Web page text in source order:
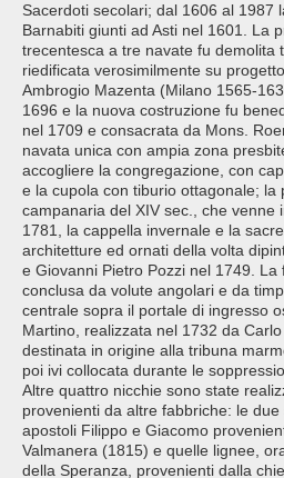
Sacerdoti secolari; dal 1606 al 1987
Barnabiti giunti ad Asti nel 1601. La
trecentesca a tre navate fu demolita
riedificata verosimilmente su
Ambrogio Mazenta (Milano 1565-
1696 e la nuova costruzione fu
nel 1709 e consacrata da Mons.
navata unica con ampia zona
accogliere la congregazione, con
e la cupola con tiburio ottagonale; la
campanaria del XIV sec., che venne
1781, la cappella invernale e la
architetture ed ornati della volta
e Giovanni Pietro Pozzi nel 1749.
conclusa da volute angolari e da
centrale sopra il portale di ingresso
Martino, realizzata nel 1732 da
destinata in origine alla tribuna
poi ivi collocata durante le
Altre quattro nicchie sono state
provenienti da altre fabbriche: le
apostoli Filippo e Giacomo
Valmanera (1815) e quelle lignee,
della Speranza, provenienti dalla